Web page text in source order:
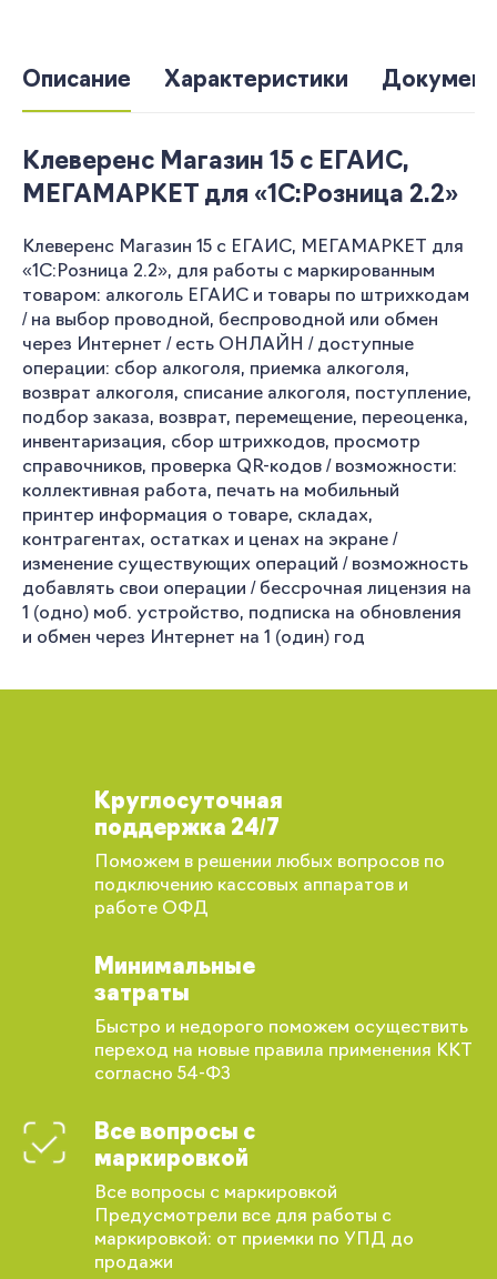
Описание Характеристики
Клеверенс Магазин 15 с ЕГАИС,
МЕГАМАРКЕТ для «1С:Розница 2.2»
Клеверенс Магазин 15 с ЕГАИС, МЕГАМАРКЕТ для
«1С:Розница 2.2», для работы с маркированным
товаром: алкоголь ЕГАИС и товары по штрихкодам
/ на выбор проводной, беспроводной или обмен
через Интернет / есть ОНЛАЙН / доступные
операции: сбор алкоголя, приемка алкоголя,
возврат алкоголя, списание алкоголя, поступление,
подбор заказа, возврат, перемещение, переоценка,
инвентаризация, сбор штрихкодов, просмотр
справочников, проверка QR-кодов / возможности:
коллективная работа, печать на мобильный
принтер информация о товаре, складах,
контрагентах, остатках и ценах на экране /
изменение существующих операций / возможность
добавлять свои операции / бессрочная лицензия на
1 (одно) моб. устройство, подписка на обновления
и обмен через Интернет на 1 (один) год
Круглосуточная
поддержка 24/7
Поможем в решении любых вопросов по
подключению кассовых аппаратов и
работе ОФД
Минимальные
затраты
Быстро и недорого поможем осуществить
переход на новые правила применения ККТ
согласно 54-ФЗ
Все вопросы с
маркировкой
Все вопросы с маркировкой
Предусмотрели все для работы с
маркировкой: от приемки по УПД до
продажи
Вы сможете отслеживать статус своих
заказов и получать индивидуальные